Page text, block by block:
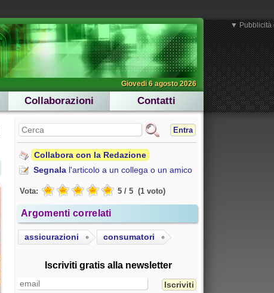
Giovedi 6 agosto 2026
Collaborazioni Contatti
Entra
Collabora con la Redazione
Segnala l'articolo a un collega o un amico
Vota: 5 / 5 (1 voto)
Argomenti correlati
assicurazioni consumatori
Iscriviti gratis alla newsletter
▼ Pubblicità